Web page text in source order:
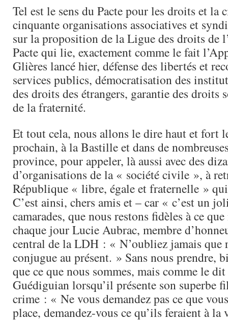
Tel est le sens du Pacte pour les droits et la
cinquante organisations associatives et
sur la proposition de la Ligue des droits de
Pacte qui lie, exactement comme le fait
Glières lancé hier, défense des libertés et
services publics, démocratisation des
des droits des étrangers, garantie des droits
de la fraternité.
Et tout cela, nous allons le dire haut et fort
prochain, à la Bastille et dans de
province, pour appeler, là aussi avec des
d’organisations de la « société civile », à
République « libre, égale et fraternelle »
C’est ainsi, chers amis et – car « c’est un
camarades, que nous restons fidèles à ce
chaque jour Lucie Aubrac, membre
central de la LDH : « N’oubliez jamais que
conjugue au présent. » Sans nous prendre,
que ce que nous sommes, mais comme le
Guédiguian lorsqu’il présente son superbe
crime : « Ne vous demandez pas ce que
place, demandez-vous ce qu’ils feraient à la